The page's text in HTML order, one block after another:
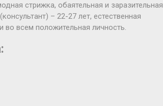
стрижка, обаятельная и заразительная
– 22-27 лет, естественная
всем положительная личность.